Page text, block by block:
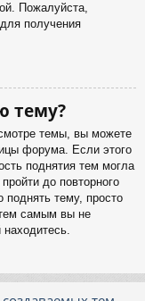
Пожалуйста,
получения
тему?
темы, вы можете
форума. Если этого
поднятия тем могла
до повторного
тему, просто
тем самым вы не